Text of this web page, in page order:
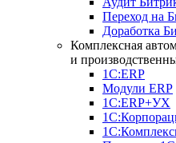
Переход на
Доработка
Комплексная
и
1С:ERP
Модули ERP
1C:ERP+УХ